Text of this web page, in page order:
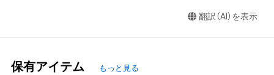
翻訳（AI）を表示
保有アイテム もっと見る